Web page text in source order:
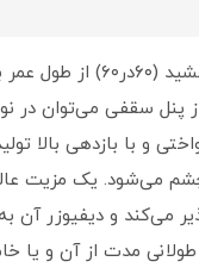
سقفی می‌توان در
و با بازدهی بالا
می‌شود. یک مزیت
می‌کند و دیفیوزر
طولانی مدت از آن و